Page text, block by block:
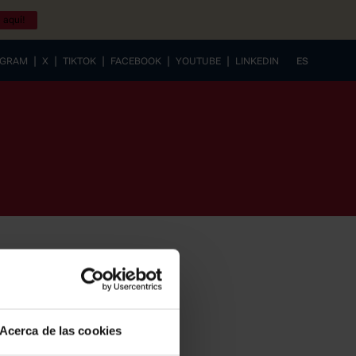
Acerca de las cookies
aquí!
| X | TIKTOK | FACEBOOK | YOUTUBE | LINKEDIN
ES